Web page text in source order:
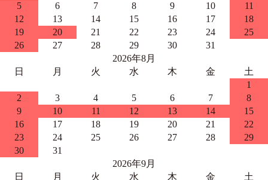
5
6 7 8 9 10
11
12
13 14 15 16 17
18
19
20 21 22 23 24
25
26
27 28 29 30
31
2026年8月
日
月 火 水 木 金
土
1
2
3 4 5 6 7
8
9
10 11 12 13 14
15
16
17 18 19 20 21
22
23
24 25 26 27 28
29
30
31
2026年9月
日
月 火 水 木 金
土